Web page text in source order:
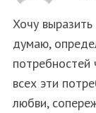
Хочу
думаю,
потребностей
всех эти
любви,
: